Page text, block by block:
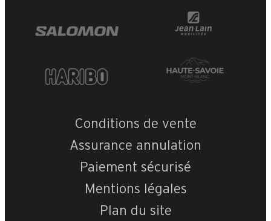
Conditions de vente
Assurance annulation
Paiement sécurisé
Mentions légales
Plan du site